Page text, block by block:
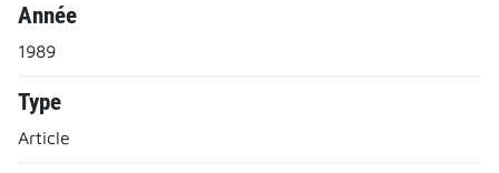
Année
1989
Type
Article